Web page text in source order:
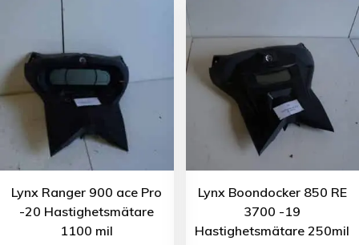
Lynx Ranger 900 ace Pro
-20 Hastighetsmätare
1100 mil
Lynx Boondocker 850 RE
3700 -19
Hastighetsmätare 250mil